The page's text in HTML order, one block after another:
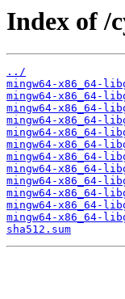
Index of /
../
mingw64-x86_64-
mingw64-x86_64-
mingw64-x86_64-
mingw64-x86_64-
mingw64-x86_64-
mingw64-x86_64-
mingw64-x86_64-
mingw64-x86_64-
mingw64-x86_64-
mingw64-x86_64-
mingw64-x86_64-
mingw64-x86_64-
sha512.sum